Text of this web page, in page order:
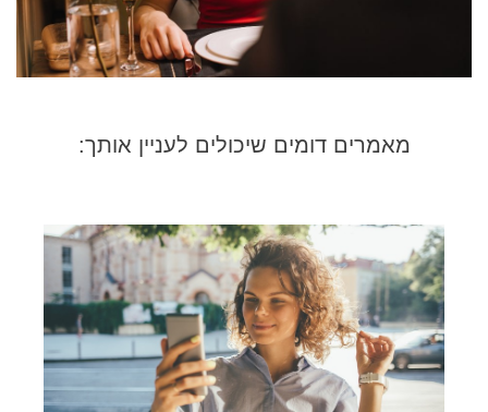
מאמרים דומים שיכולים לעניין אותך: